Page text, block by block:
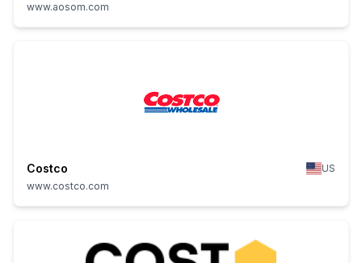
www.aosom.com
Costco
US
www.costco.com